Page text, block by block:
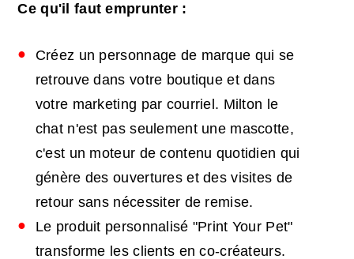
Ce qu'il faut emprunter :
Créez un personnage de marque qui se
retrouve dans votre boutique et dans
votre marketing par courriel. Milton le
chat n'est pas seulement une mascotte,
c'est un moteur de contenu quotidien qui
génère des ouvertures et des visites de
retour sans nécessiter de remise.
Le produit personnalisé "Print Your Pet"
transforme les clients en co-créateurs.